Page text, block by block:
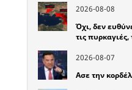
2026-08-08
Όχι, δεν
τις
2026-08-07
Ασε την